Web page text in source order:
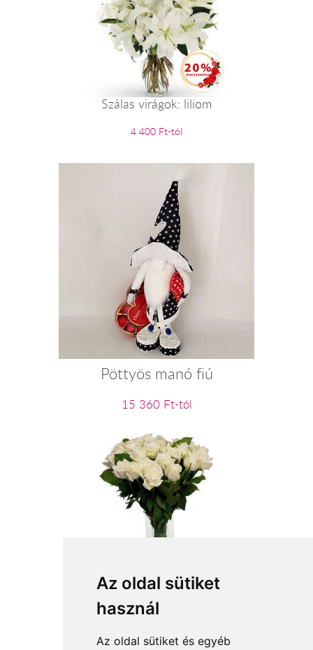
Az oldal sütiket
használ
Az oldal sütiket és egyéb
Szálas virágok: liliom
4 400 Ft-tól
Pöttyös manó fiú
15 360 Ft-tól
Szálas virágok: fehér rózsa
3 800 Ft-tól